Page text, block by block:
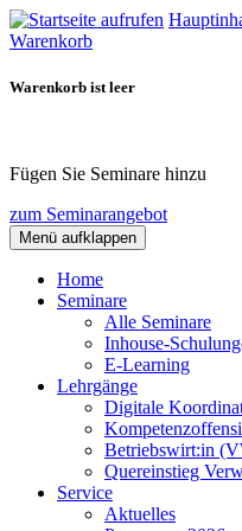
Warenkorb
Warenkorb ist leer
Fügen Sie Seminare hinzu
zum Seminarangebot
Menü aufklappen
Home
Seminare
Alle Seminare
Inhouse-
E-Learning
Lehrgänge
Digitale
Betriebswirt:in
Quereinstieg
Service
Aktuelles